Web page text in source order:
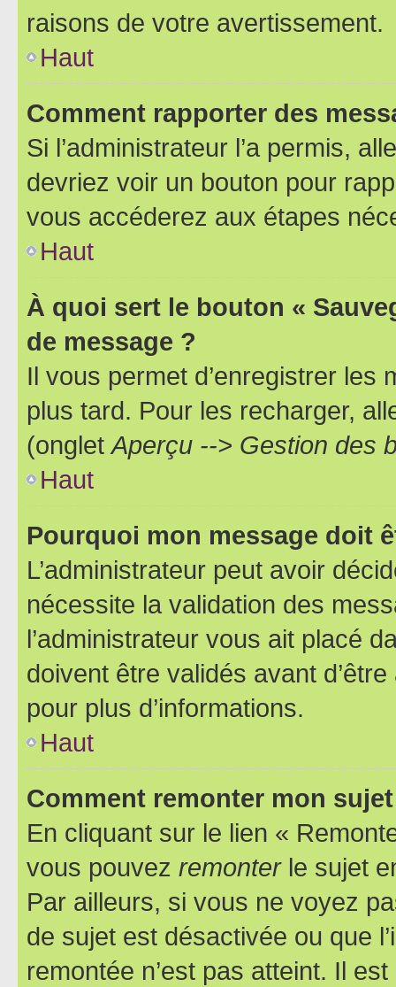
raisons de votre avertissement.
Haut
Comment rapporter des
Si l’administrateur l’a permis,
devriez voir un bouton pour
vous accéderez aux étapes
Haut
À quoi sert le bouton «
de message ?
Il vous permet d’enregistrer
plus tard. Pour les recharger,
(ongletAperçu --> Gestion des
Haut
Pourquoi mon message doit
L’administrateur peut avoir
nécessite la validation des
l’administrateur vous ait placé
doivent être validés avant
pour plus d’informations.
Haut
Comment remonter mon
En cliquant sur le lien «
vous pouvez remonterle sujet
Par ailleurs, si vous ne voyez
de sujet est désactivée ou que
remontée n’est pas atteint. Il